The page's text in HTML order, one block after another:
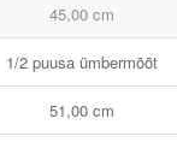
45,00 cm
1/2 puusa ümbermõõt
51,00 cm